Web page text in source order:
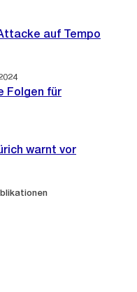
auf Tempo
Folgen für
warnt vor